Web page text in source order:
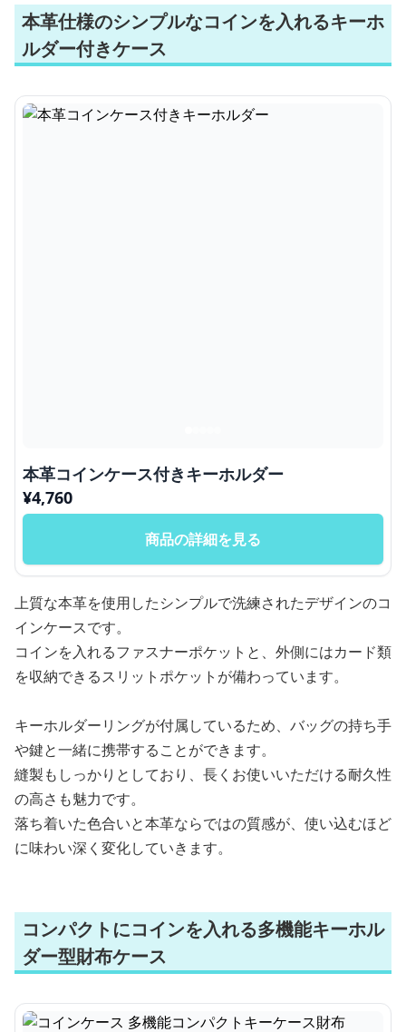
本革仕様のシンプルなコインを入れるキーホ
ルダー付きケース
本革コインケース付きキーホルダー
¥4,760
商品の詳細を見る
上質な本革を使用したシンプルで洗練されたデザインのコ
インケースです。
コインを入れるファスナーポケットと、外側にはカード類
を収納できるスリットポケットが備わっています。
キーホルダーリングが付属しているため、バッグの持ち手
や鍵と一緒に携帯することができます。
縫製もしっかりとしており、長くお使いいただける耐久性
の高さも魅力です。
落ち着いた色合いと本革ならではの質感が、使い込むほど
に味わい深く変化していきます。
コンパクトにコインを入れる多機能キーホル
ダー型財布ケース